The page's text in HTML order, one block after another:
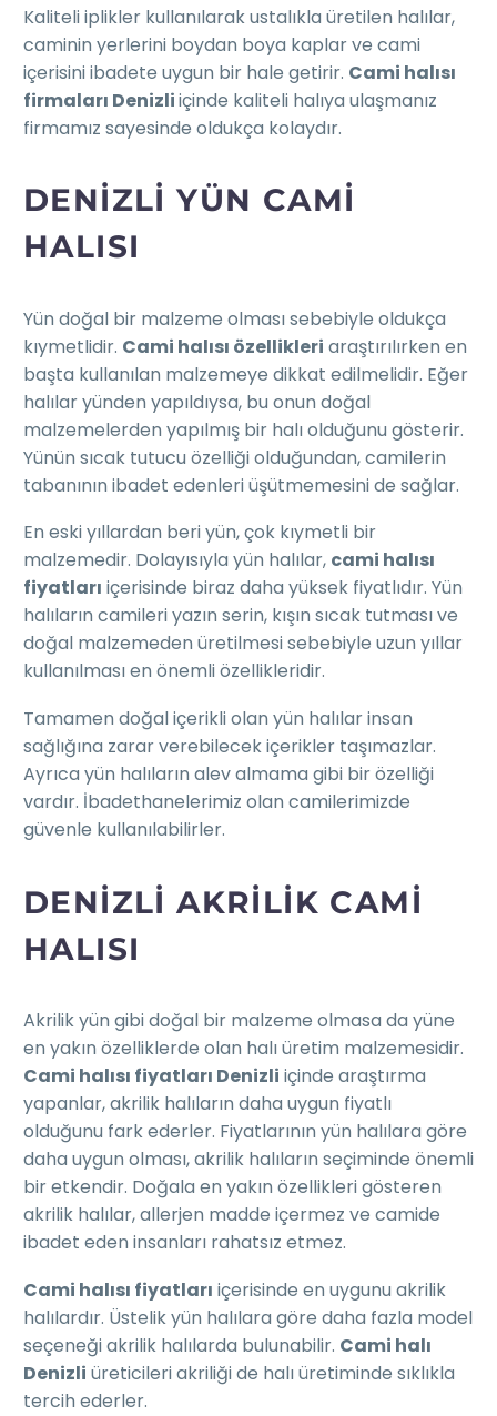
Kaliteli iplikler kullanılarak ustalıkla üretilen halılar,
caminin yerlerini boydan boya kaplar ve cami
içerisini ibadete uygun bir hale getirir. Cami halısı
firmaları Denizliiçinde kaliteli halıya ulaşmanız
firmamız sayesinde oldukça kolaydır.
DENIZLI YÜN CAMI
HALISI
Yün doğal bir malzeme olması sebebiyle oldukça
kıymetlidir. Cami halısı özellikleri araştırılırken en
başta kullanılan malzemeye dikkat edilmelidir. Eğer
halılar yünden yapıldıysa, bu onun doğal
malzemelerden yapılmış bir halı olduğunu gösterir.
Yünün sıcak tutucu özelliği olduğundan, camilerin
tabanının ibadet edenleri üşütmemesini de sağlar.
En eski yıllardan beri yün, çok kıymetli bir
malzemedir. Dolayısıyla yün halılar, cami halısı
fiyatları içerisinde biraz daha yüksek fiyatlıdır. Yün
halıların camileri yazın serin, kışın sıcak tutması ve
doğal malzemeden üretilmesi sebebiyle uzun yıllar
kullanılması en önemli özellikleridir.
Tamamen doğal içerikli olan yün halılar insan
sağlığına zarar verebilecek içerikler taşımazlar.
Ayrıca yün halıların alev almama gibi bir özelliği
vardır. İbadethanelerimiz olan camilerimizde
güvenle kullanılabilirler.
DENIZLI AKRILIK CAMI
HALISI
Akrilik yün gibi doğal bir malzeme olmasa da yüne
en yakın özelliklerde olan halı üretim malzemesidir.
Cami halısı fiyatları Denizli içinde araştırma
yapanlar, akrilik halıların daha uygun fiyatlı
olduğunu fark ederler. Fiyatlarının yün halılara göre
daha uygun olması, akrilik halıların seçiminde önemli
bir etkendir. Doğala en yakın özellikleri gösteren
akrilik halılar, allerjen madde içermez ve camide
ibadet eden insanları rahatsız etmez.
Cami halısı fiyatları içerisinde en uygunu akrilik
halılardır. Üstelik yün halılara göre daha fazla model
seçeneği akrilik halılarda bulunabilir. Cami halı
Denizli üreticileri akriliği de halı üretiminde sıklıkla
tercih ederler.